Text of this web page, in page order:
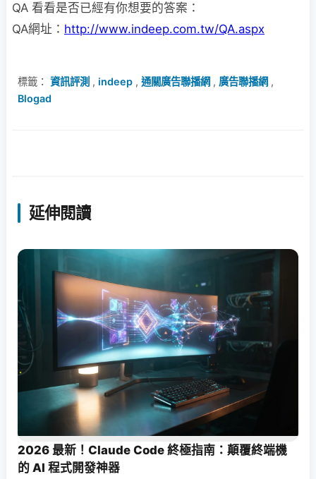
QA 看看是否已經有你想要的答案：
QA網址： http://www.indeep.com.tw/QA.aspx
標籤： 資訊評測 , indeep , 通關廣告聯播網 , 廣告聯播網 ,
Blogad
延伸閱讀
2026 最新！Claude Code 終極指南：顛覆終端機
的 AI 程式開發神器